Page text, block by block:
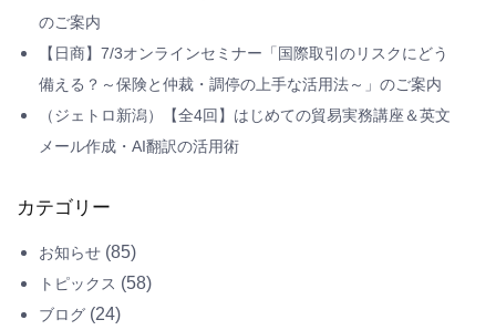
のご案内
【日商】7/3オンラインセミナー「国際取引のリスクにどう
備える？～保険と仲裁・調停の上手な活用法～」のご案内
（ジェトロ新潟）【全4回】はじめての貿易実務講座＆英文
メール作成・AI翻訳の活用術
カテゴリー
お知らせ (85)
トピックス (58)
ブログ (24)